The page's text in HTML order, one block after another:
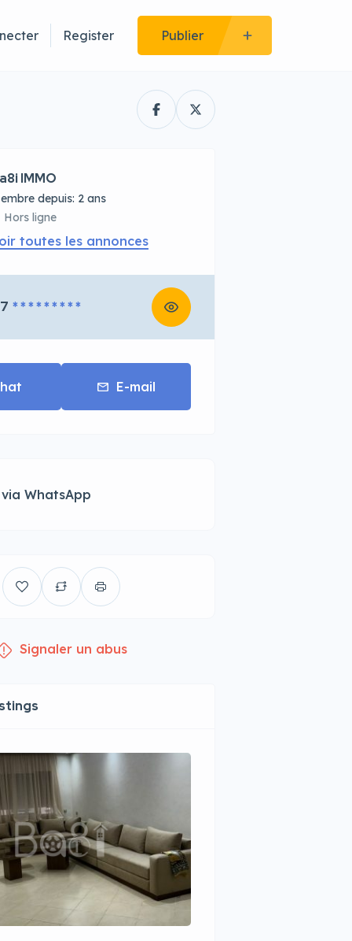
Register Publier
IMMO
depuis: 2 ans
Hors ligne
toutes les annonces
* * * * * * * * *
E-mail
WhatsApp
Signaler un abus